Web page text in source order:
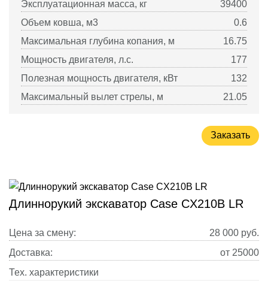
Эксплуатационная масса, кг
39400
Объем ковша, м3
0.6
Максимальная глубина копания, м
16.75
Мощность двигателя, л.с.
177
Полезная мощность двигателя, кВт
132
Максимальный вылет стрелы, м
21.05
Заказать
Длиннорукий экскаватор Case CX210B LR
Цена за смену: 28 000 руб.
Доставка:
от 25000
Тех. характеристики